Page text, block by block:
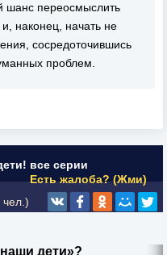
шанс переосмыслить
наконец, начать не
сосредоточившись
проблем.
все серии
Есть жалоба? (Жми)
чел.)
дети»?